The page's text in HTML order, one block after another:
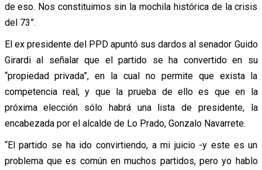
de eso. Nos constituimos sin la mochila histórica de la crisis
del 73”.
El ex presidente del PPD apuntó sus dardos al senador Guido
Girardi al señalar que el partido se ha convertido en su
“propiedad privada”, en la cual no permite que exista la
competencia real, y que la prueba de ello es que en la
próxima elección sólo habrá una lista de presidente, la
encabezada por el alcalde de Lo Prado, Gonzalo Navarrete.
“El partido se ha ido convirtiendo, a mi juicio -y este es un
problema que es común en muchos partidos, pero yo hablo